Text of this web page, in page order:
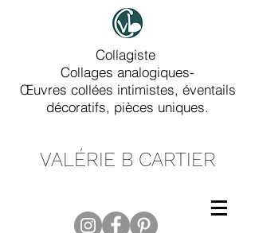
Collagiste
Collages analogiques-
Œuvres collées intimistes, éventails
décoratifs, pièces uniques.
VALÉRIE B CARTIER